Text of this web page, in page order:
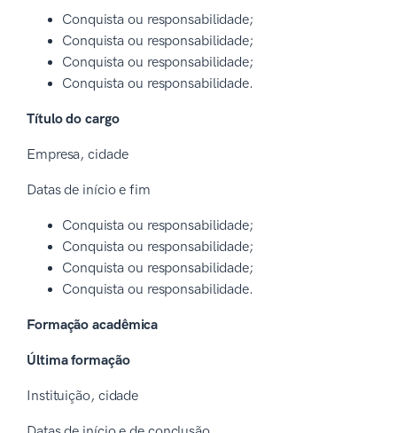
Conquista ou responsabilidade;
Conquista ou responsabilidade;
Conquista ou responsabilidade;
Conquista ou responsabilidade.
Título do cargo
Empresa, cidade
Datas de início e fim
Conquista ou responsabilidade;
Conquista ou responsabilidade;
Conquista ou responsabilidade;
Conquista ou responsabilidade.
Formação acadêmica
Última formação
Instituição, cidade